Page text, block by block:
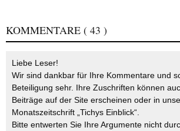
KOMMENTARE ( 43 )
Liebe Leser!
Wir sind dankbar für Ihre Kommentare und
Beteiligung sehr. Ihre Zuschriften können
Beiträge auf der Site erscheinen oder in
Monatszeitschrift „Tichys Einblick“.
Bitte entwerten Sie Ihre Argumente nicht